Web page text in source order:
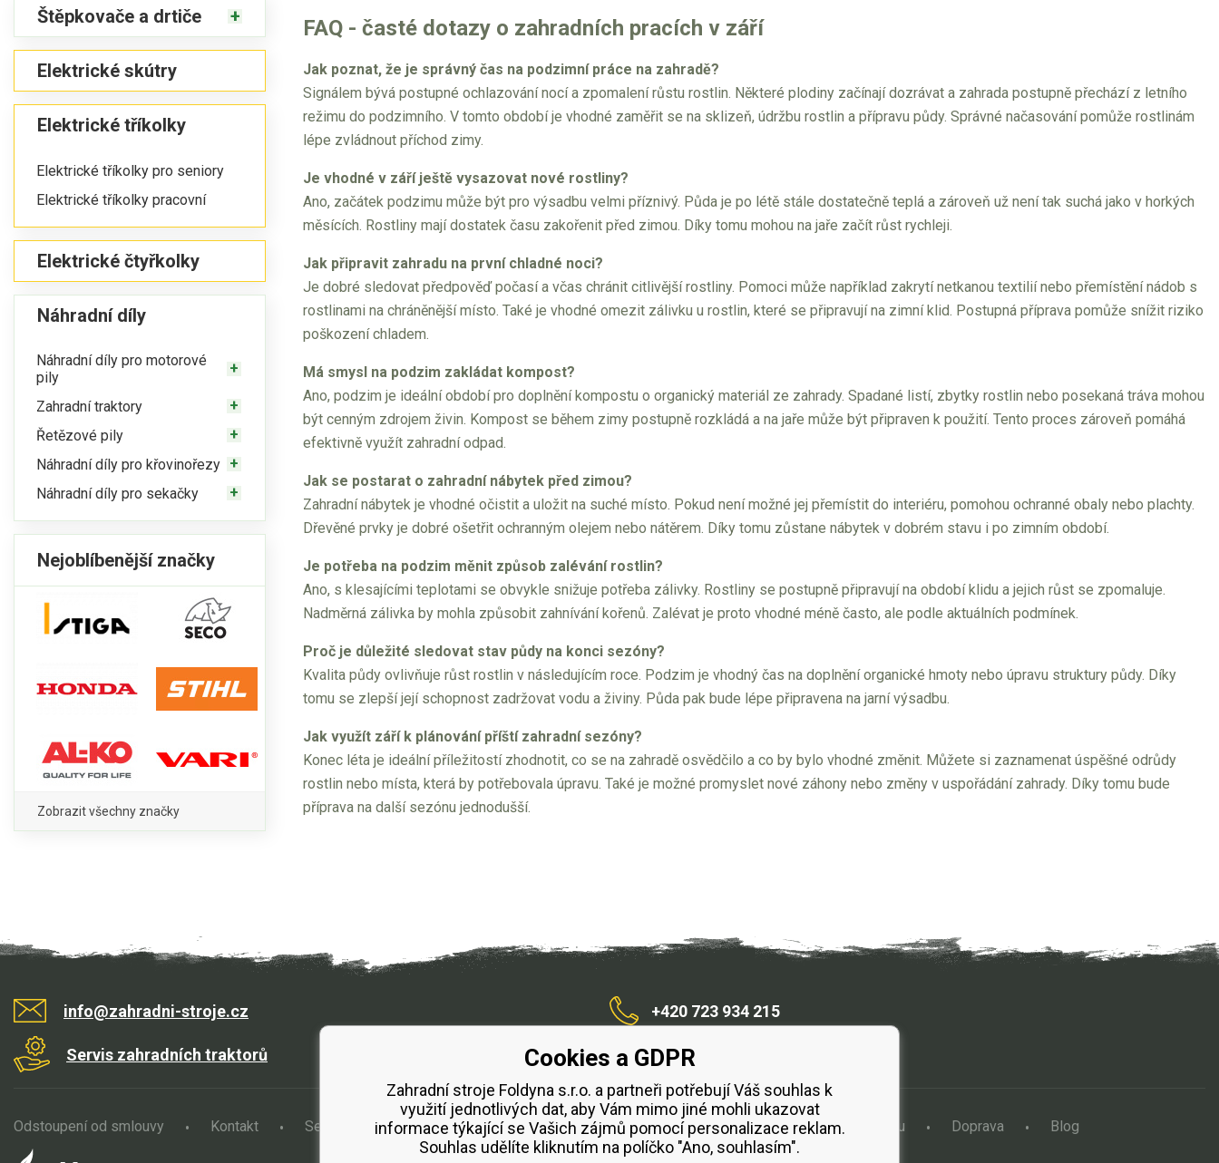
Štěpkovače a drtiče
Elektrické skútry
Elektrické tříkolky
Elektrické tříkolky pro seniory
Elektrické tříkolky pracovní
Elektrické čtyřkolky
Náhradní díly
Náhradní díly pro motorové
pily
Zahradní traktory
Řetězové pily
Náhradní díly pro křovinořezy
Náhradní díly pro sekačky
Nejoblíbenější značky
Zobrazit všechny značky
FAQ - časté dotazy o zahradních pracích v září
Jak poznat, že je správný čas na podzimní práce na zahradě?
Signálem bývá postupné ochlazování nocí a zpomalení růstu rostlin. Některé plodiny začínají dozrávat a zahrada postupně přechází z letního
režimu do podzimního. V tomto období je vhodné zaměřit se na sklizeň, údržbu rostlin a přípravu půdy. Správné načasování pomůže rostlinám
lépe zvládnout příchod zimy.
Je vhodné v září ještě vysazovat nové rostliny?
Ano, začátek podzimu může být pro výsadbu velmi příznivý. Půda je po létě stále dostatečně teplá a zároveň už není tak suchá jako v horkých
měsících. Rostliny mají dostatek času zakořenit před zimou. Díky tomu mohou na jaře začít růst rychleji.
Jak připravit zahradu na první chladné noci?
Je dobré sledovat předpověď počasí a včas chránit citlivější rostliny. Pomoci může například zakrytí netkanou textilií nebo přemístění nádob s
rostlinami na chráněnější místo. Také je vhodné omezit zálivku u rostlin, které se připravují na zimní klid. Postupná příprava pomůže snížit riziko
poškození chladem.
Má smysl na podzim zakládat kompost?
Ano, podzim je ideální období pro doplnění kompostu o organický materiál ze zahrady. Spadané listí, zbytky rostlin nebo posekaná tráva mohou
být cenným zdrojem živin. Kompost se během zimy postupně rozkládá a na jaře může být připraven k použití. Tento proces zároveň pomáhá
efektivně využít zahradní odpad.
Jak se postarat o zahradní nábytek před zimou?
Zahradní nábytek je vhodné očistit a uložit na suché místo. Pokud není možné jej přemístit do interiéru, pomohou ochranné obaly nebo plachty.
Dřevěné prvky je dobré ošetřit ochranným olejem nebo nátěrem. Díky tomu zůstane nábytek v dobrém stavu i po zimním období.
Je potřeba na podzim měnit způsob zalévání rostlin?
Ano, s klesajícími teplotami se obvykle snižuje potřeba zálivky. Rostliny se postupně připravují na období klidu a jejich růst se zpomaluje.
Nadměrná zálivka by mohla způsobit zahnívání kořenů. Zalévat je proto vhodné méně často, ale podle aktuálních podmínek.
Proč je důležité sledovat stav půdy na konci sezóny?
Kvalita půdy ovlivňuje růst rostlin v následujícím roce. Podzim je vhodný čas na doplnění organické hmoty nebo úpravu struktury půdy. Díky
tomu se zlepší její schopnost zadržovat vodu a živiny. Půda pak bude lépe připravena na jarní výsadbu.
Jak využít září k plánování příští zahradní sezóny?
Konec léta je ideální příležitostí zhodnotit, co se na zahradě osvědčilo a co by bylo vhodné změnit. Můžete si zaznamenat úspěšné odrůdy
rostlin nebo místa, která by potřebovala úpravu. Také je možné promyslet nové záhony nebo změny v uspořádání zahrady. Díky tomu bude
příprava na další sezónu jednodušší.
info@zahradni-stroje.cz
Servis zahradních traktorů /zahradnístroje
+420 723 934 215
Odstoupení od smlouvy Kontakt Servis Obchodní podmínky Splátkový prodej ESSOX Půjčovna vertikutátoru Doprava Blog
Cookies a GDPR
Zahradní stroje Foldyna s.r.o. a partneři potřebují Váš souhlas k
využití jednotlivých dat, aby Vám mimo jiné mohli ukazovat
informace týkající se Vašich zájmů pomocí personalizace reklam.
Souhlas udělíte kliknutím na políčko "Ano, souhlasím".